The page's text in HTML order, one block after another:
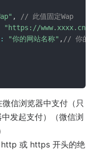
,
// 此值固定Wap
"https://www.xxxx.cn"
: "你的网站名称" , // 你的H5网
信浏览器中支付（只
发起支付）（微信浏
或 https 开头的绝